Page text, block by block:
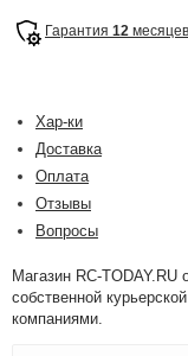
Гарантия 12 месяцев
Хар-ки
Доставка
Оплата
Отзывы
Вопросы
Магазин RC-TODAY.RU
собственной
компаниями.